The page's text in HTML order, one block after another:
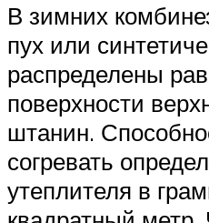
В зимних
пух или
распределены
поверхности
штанин.
согревать
утеплителя в